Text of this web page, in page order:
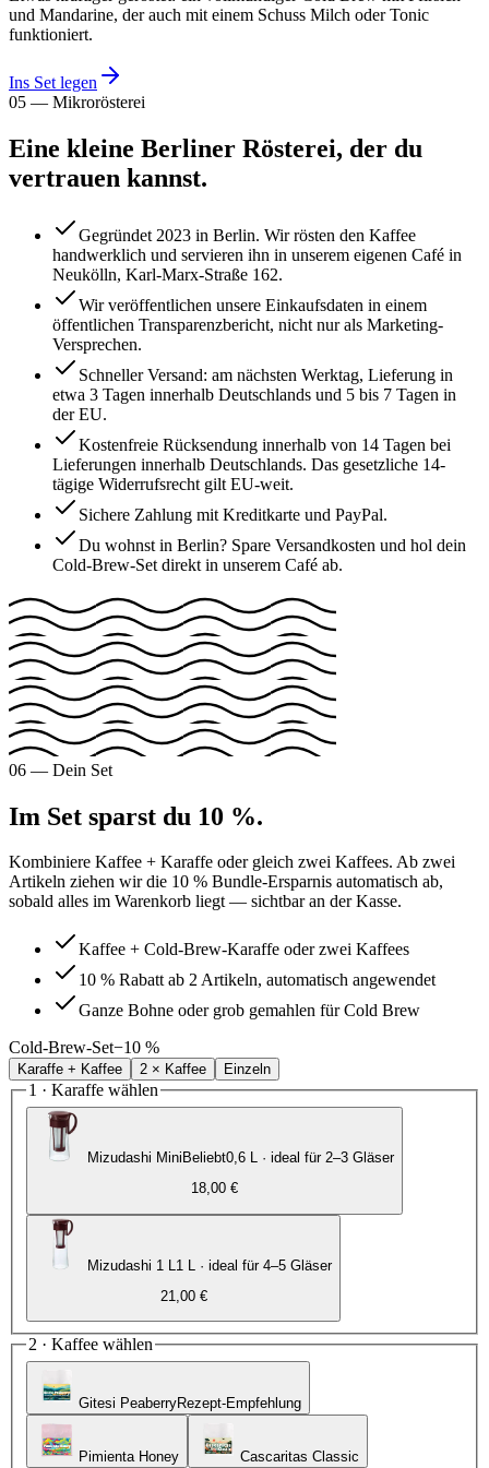
und Mandarine, der auch mit einem Schuss Milch oder Tonic
funktioniert.
Ins Set legen
05 — Mikrorösterei
Eine kleine Berliner Rösterei, der du
vertrauen kannst.
Gegründet 2023 in Berlin. Wir rösten den Kaffee
handwerklich und servieren ihn in unserem eigenen Café in
Neukölln, Karl-Marx-Straße 162.
Wir veröffentlichen unsere Einkaufsdaten in einem
öffentlichen Transparenzbericht, nicht nur als Marketing-
Versprechen.
Schneller Versand: am nächsten Werktag, Lieferung in
etwa 3 Tagen innerhalb Deutschlands und 5 bis 7 Tagen in
der EU.
Kostenfreie Rücksendung innerhalb von 14 Tagen bei
Lieferungen innerhalb Deutschlands. Das gesetzliche 14-
tägige Widerrufsrecht gilt EU-weit.
Sichere Zahlung mit Kreditkarte und PayPal.
Du wohnst in Berlin? Spare Versandkosten und hol dein
Cold-Brew-Set direkt in unserem Café ab.
06 — Dein Set
Im Set sparst du 10 %.
Kombiniere Kaffee + Karaffe oder gleich zwei Kaffees. Ab zwei
Artikeln ziehen wir die 10 % Bundle-Ersparnis automatisch ab,
sobald alles im Warenkorb liegt — sichtbar an der Kasse.
Kaffee + Cold-Brew-Karaffe oder zwei Kaffees
10 % Rabatt ab 2 Artikeln, automatisch angewendet
Ganze Bohne oder grob gemahlen für Cold Brew
Cold-Brew-Set−10 %
Karaffe + Kaffee 2 × Kaffee Einzeln
1 · Karaffe wählen
Mizudashi Mini Beliebt0,6 L · ideal für 2–3 Gläser
18,00 €
Mizudashi 1 L 1 L · ideal für 4–5 Gläser
21,00 €
2 · Kaffee wählen
Gitesi PeaberryRezept-Empfehlung
Pimienta Honey Cascaritas Classic